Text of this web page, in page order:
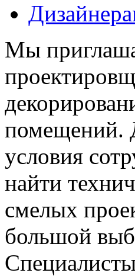
Мы
помещений.
условия
найти
смелых
большой